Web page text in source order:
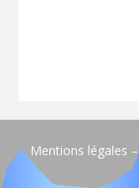
Mentions légales